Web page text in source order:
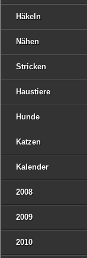
Häkeln
Nähen
Stricken
Haustiere
Hunde
Katzen
Kalender
2008
2009
2010